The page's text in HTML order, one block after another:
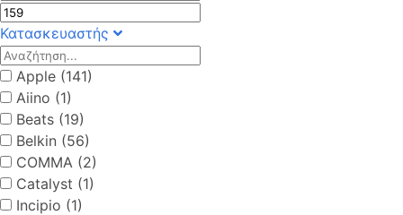
Κατασκευαστής
Apple (141)
Aiino (1)
Beats (19)
Belkin (56)
COMMA (2)
Catalyst (1)
Incipio (1)